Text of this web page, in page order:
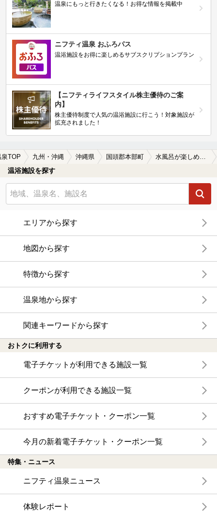
温泉にもっと行きたくなる！お得な情報を掲載中
ニフティ温泉 おふろパス
温浴施設をお得に楽しめるサブスクリプションプラン
【ニフティライフスタイル株主優待のご案
内】
株主優待制度で人気の温浴施設に行こう！対象施設が
拡充されました！
泉TOP 九州・沖縄 沖縄県 国頭郡本部町 水風呂が楽しめる国頭郡本部町の温泉、日帰り温泉、スーパー銭湯おすすめ
温浴施設を探す
エリアから探す
地図から探す
特徴から探す
温泉地から探す
関連キーワードから探す
おトクに利用する
電子チケットが利用できる施設一覧
クーポンが利用できる施設一覧
おすすめ電子チケット・クーポン一覧
今月の新着電子チケット・クーポン一覧
特集・ニュース
ニフティ温泉ニュース
体験レポート